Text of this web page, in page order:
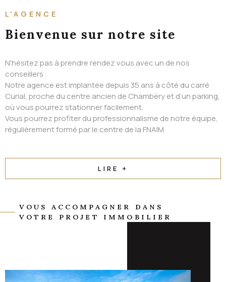
L'AGENCE
Bienvenue sur notre site
N'hésitez pas à prendre rendez vous avec un de nos
conseillers
Notre agence est implantée depuis 35 ans à côté du carré
Curial, proche du centre ancien de Chambéry et d’un parking,
où vous pourrez stationner facilement.
Vous pourrez profiter du professionnalisme de notre équipe,
régulièrement formé par le centre de la FNAIM
LIRE +
VOUS ACCOMPAGNER DANS
VOTRE PROJET IMMOBILIER